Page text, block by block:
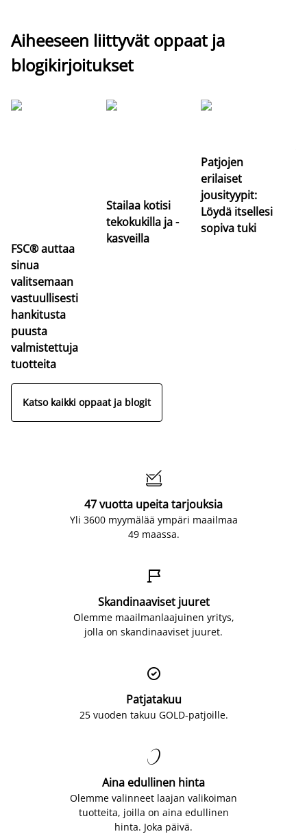
Aiheeseen liittyvät oppaat ja
blogikirjoitukset
FSC® auttaa
sinua
valitsemaan
vastuullisesti
hankitusta
puusta
valmistettuja
tuotteita
Stailaa kotisi
tekokukilla ja -
kasveilla
Patjojen
erilaiset
jousityypit:
Löydä itsellesi
sopiva tuki
Katso kaikki oppaat ja blogit

47 vuotta upeita tarjouksia
Yli 3600 myymälää ympäri maailmaa
49 maassa.

Skandinaaviset juuret
Olemme maailmanlaajuinen yritys,
jolla on skandinaaviset juuret.

Patjatakuu
25 vuoden takuu GOLD-patjoille.

Aina edullinen hinta
Olemme valinneet laajan valikoiman
tuotteita, joilla on aina edullinen
hinta. Joka päivä.